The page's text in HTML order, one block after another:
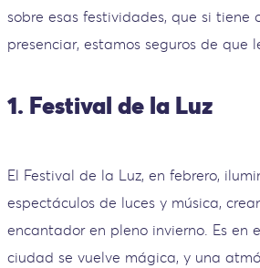
sobre esas festividades, que si tiene
presenciar, estamos seguros de que
1. Festival de la Luz
El Festival de la Luz, en febrero,
espectáculos de luces y música,
encantador en pleno invierno. Es en
ciudad se vuelve mágica, y una